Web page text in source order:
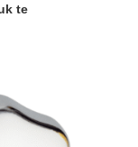
te